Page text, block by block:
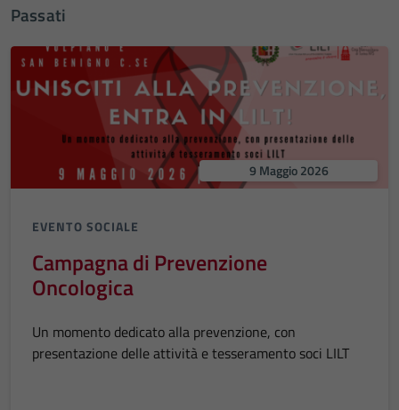
Passati
9 Maggio 2026
EVENTO SOCIALE
Campagna di Prevenzione
Oncologica
Un momento dedicato alla prevenzione, con
presentazione delle attività e tesseramento soci LILT